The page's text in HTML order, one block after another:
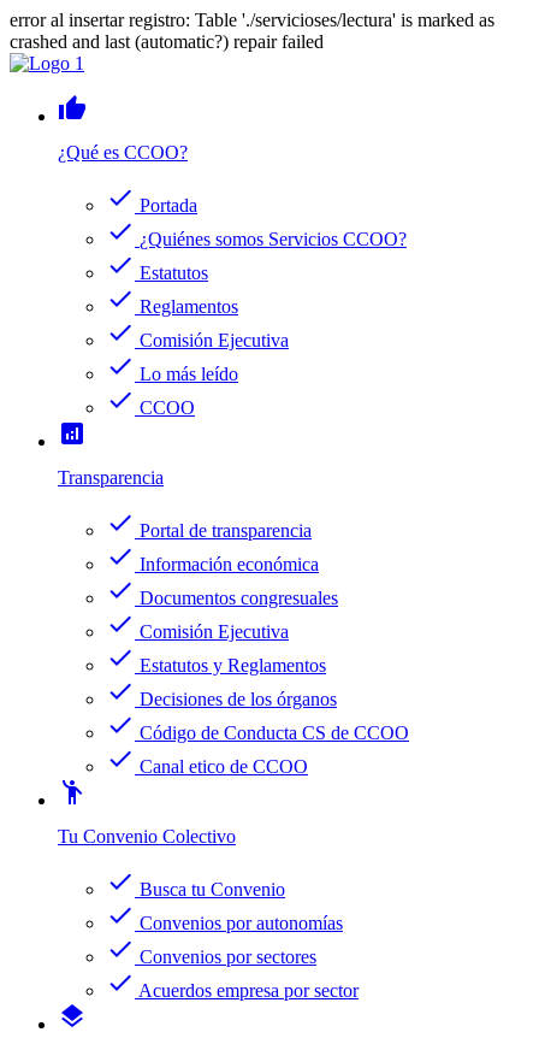
error al insertar registro: Table './servicioses/lectura' is marked as
crashed and last (automatic?) repair failed
thumb_up
¿Qué es CCOO?
check Portada
check ¿Quiénes somos Servicios CCOO?
check Estatutos
check Reglamentos
check Comisión Ejecutiva
check Lo más leído
check CCOO
analytics
Transparencia
check Portal de transparencia
check Información económica
check Documentos congresuales
check Comisión Ejecutiva
check Estatutos y Reglamentos
check Decisiones de los órganos
check Código de Conducta CS de CCOO
check Canal etico de CCOO
emoji_people
Tu Convenio Colectivo
check Busca tu Convenio
check Convenios por autonomías
check Convenios por sectores
check Acuerdos empresa por sector
layers